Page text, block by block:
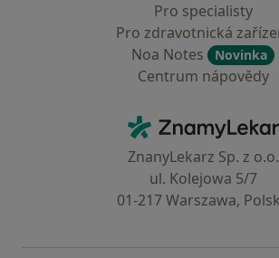
Pro specialisty
Pro zdravotnická
Noa Notes
Novinka
Centrum nápovědy
ZnamyLekar -
ZnanyLekarz Sp. z o.o.
ul. Kolejowa 5/7
01-217 Warszawa,